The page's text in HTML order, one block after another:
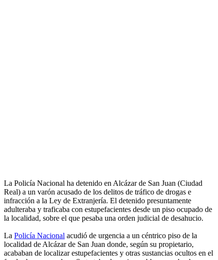
La Policía Nacional ha detenido en Alcázar de San Juan (Ciudad
Real) a un varón acusado de los delitos de tráfico de drogas e
infracción a la Ley de Extranjería. El detenido presuntamente
adulteraba y traficaba con estupefacientes desde un piso ocupado de
la localidad, sobre el que pesaba una orden judicial de desahucio.
La Policía Nacional acudió de urgencia a un céntrico piso de la
localidad de Alcázar de San Juan donde, según su propietario,
acababan de localizar estupefacientes y otras sustancias ocultos en el